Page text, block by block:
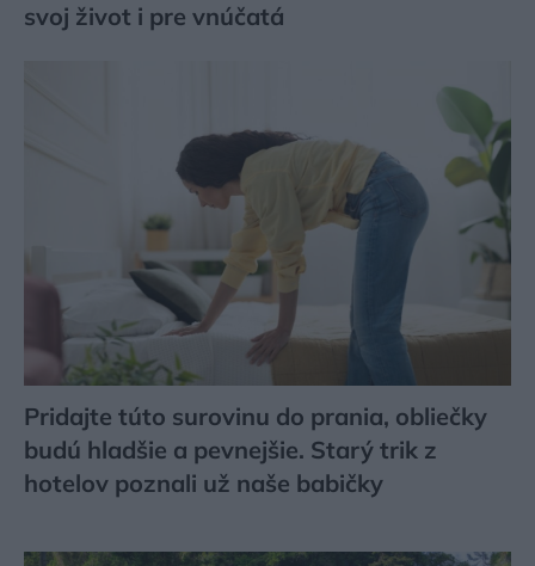
svoj život i pre vnúčatá
Pridajte túto surovinu do prania, obliečky
budú hladšie a pevnejšie. Starý trik z
hotelov poznali už naše babičky